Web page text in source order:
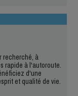
recherché, à
rapide à l'autoroute.
d'une
et qualité de vie.